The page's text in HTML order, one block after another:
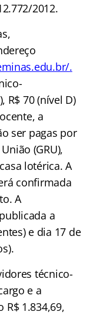
2012.
.
R$ 70 (nível D)
a
ser pagas por
(GRU),
lotérica. A
confirmada
A
a
e dia 17 de
técnico-
e a
1.834,69,